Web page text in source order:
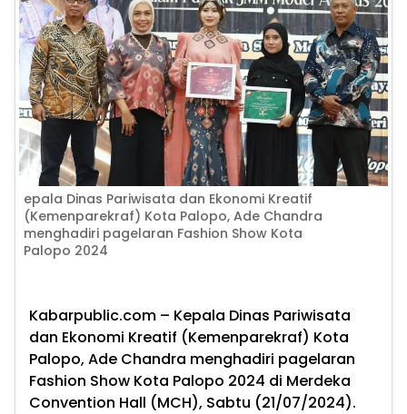
epala Dinas Pariwisata dan Ekonomi Kreatif
(Kemenparekraf) Kota Palopo, Ade Chandra
menghadiri pagelaran Fashion Show Kota
Palopo 2024
Kabarpublic.com – Kepala Dinas Pariwisata
dan Ekonomi Kreatif (Kemenparekraf) Kota
Palopo, Ade Chandra menghadiri pagelaran
Fashion Show Kota Palopo 2024 di Merdeka
Convention Hall (MCH), Sabtu (21/07/2024).